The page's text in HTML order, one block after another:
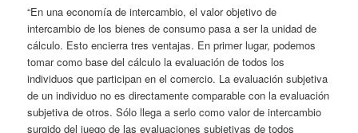
“En una economía de intercambio, el valor objetivo de
intercambio de los bienes de consumo pasa a ser la unidad de
cálculo. Esto encierra tres ventajas. En primer lugar, podemos
tomar como base del cálculo la evaluación de todos los
individuos que participan en el comercio. La evaluación subjetiva
de un individuo no es directamente comparable con la evaluación
subjetiva de otros. Sólo llega a serlo como valor de intercambio
surgido del juego de las evaluaciones subjetivas de todos